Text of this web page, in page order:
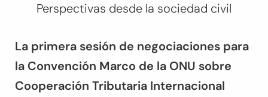
Perspectivas desde la sociedad civil
La primera sesión de negociaciones para
la Convención Marco de la ONU sobre
Cooperación Tributaria Internacional